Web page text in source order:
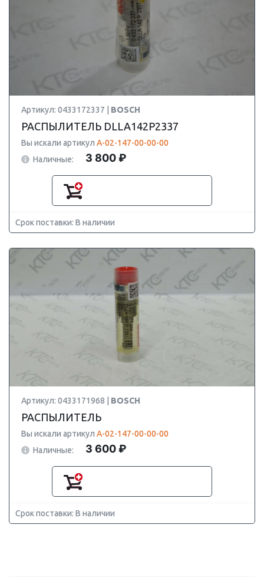
Артикул: 0433172337 | BOSCH
РАСПЫЛИТЕЛЬ DLLA142P2337
Вы искали артикул А-02-147-00-00-00
Наличные:
3 800 ₽
Срок поставки: В наличии
Артикул: 0433171968 | BOSCH
РАСПЫЛИТЕЛЬ
Вы искали артикул А-02-147-00-00-00
Наличные:
3 600 ₽
Срок поставки: В наличии